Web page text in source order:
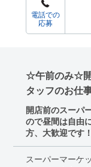
電話での
応募
☆午前のみ☆開
タッフのお仕
開店前のスーパ
ので昼間は自由
方、大歓迎です！
スーパーマーケ